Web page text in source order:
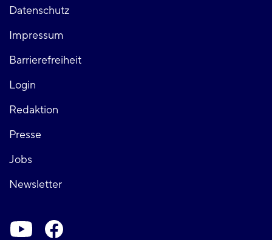
Fußzeile
links
Datenschutz
Impressum
Barrierefreiheit
Login
Fußzeile
rechts
Redaktion
Presse
Jobs
Newsletter
Soziale-